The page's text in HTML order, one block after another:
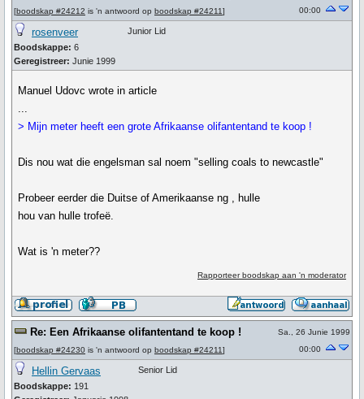
[boodskap #24212 is 'n antwoord op boodskap #24211]
00:00
rosenveer
Boodskappe: 6
Geregistreer: Junie 1999
Junior Lid
Manuel Udovc wrote in article
...
> Mijn meter heeft een grote Afrikaanse olifantentand te koop !
Dis nou wat die engelsman sal noem "selling coals to newcastle"
Probeer eerder die Duitse of Amerikaanse ng , hulle
hou van hulle trofeë.
Wat is 'n meter??
Rapporteer boodskap aan 'n moderator
Re: Een Afrikaanse olifantentand te koop !
[boodskap #24230 is 'n antwoord op boodskap #24211]
Sa., 26 Junie 1999
00:00
Hellin Gervaas
Boodskappe: 191
Senior Lid